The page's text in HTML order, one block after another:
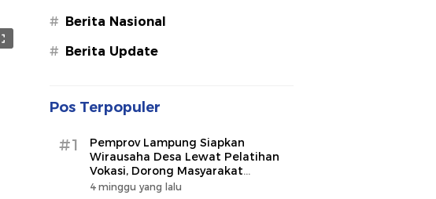
# Berita Nasional
# Berita Update
Pos Terpopuler
#1
Pemprov Lampung Siapkan
Wirausaha Desa Lewat Pelatihan
Vokasi, Dorong Masyarakat
Ciptakan Lapangan Kerja
4 minggu yang lalu